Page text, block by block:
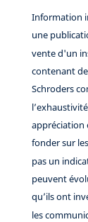
Information
une
vente d'un
contenant
Schroders
appréciation
fonder sur
pas un
peuvent
qu’ils ont
les